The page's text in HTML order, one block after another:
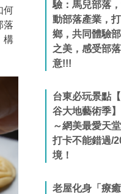
何
落
構
驗：馬兒部落
動部落產業，
鄉，共同體驗
之美，感受部
意!!!
台東必玩景點
谷大地藝術季
～網美最愛天
打卡不能錯過/
境！
老屋化身「療